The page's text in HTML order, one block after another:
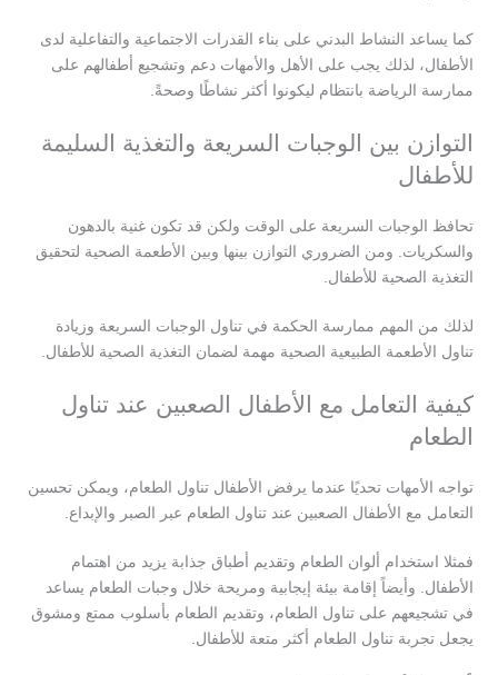
كما يساعد النشاط البدني على بناء القدرات الاجتماعية والتفاعلية لدى
الأطفال، لذلك يجب على الأهل والأمهات دعم وتشجيع أطفالهم على
ممارسة الرياضة بانتظام ليكونوا أكثر نشاطًا وصحةً.
التوازن بين الوجبات السريعة والتغذية السليمة
للأطفال
تحافظ الوجبات السريعة على الوقت ولكن قد تكون غنية بالدهون
والسكريات. ومن الضروري التوازن بينها وبين الأطعمة الصحية لتحقيق
التغذية الصحية للأطفال.
لذلك من المهم ممارسة الحكمة في تناول الوجبات السريعة وزيادة
تناول الأطعمة الطبيعية الصحية مهمة لضمان التغذية الصحية للأطفال.
كيفية التعامل مع الأطفال الصعبين عند تناول
الطعام
تواجه الأمهات تحديًا عندما يرفض الأطفال تناول الطعام، ويمكن تحسين
التعامل مع الأطفال الصعبين عند تناول الطعام عبر الصبر والإبداع.
فمثلا استخدام ألوان الطعام وتقديم أطباق جذابة يزيد من اهتمام
الأطفال. وأيضاً إقامة بيئة إيجابية ومريحة خلال وجبات الطعام يساعد
في تشجيعهم على تناول الطعام، وتقديم الطعام بأسلوب ممتع ومشوق
يجعل تجربة تناول الطعام أكثر متعة للأطفال.